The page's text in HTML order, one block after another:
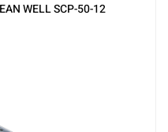
WELL SCP-50-12